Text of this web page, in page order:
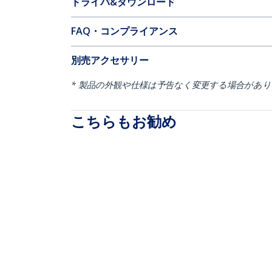
FAQ・コンプライアンス
別売アクセサリー
* 製品の外観や仕様は予告なく変更する場合があ
こちらもお勧め